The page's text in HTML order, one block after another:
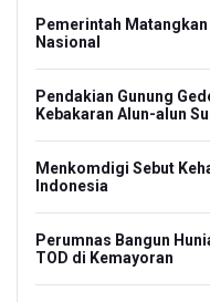
Pemerintah
Nasional
Pendakian Gunung
Kebakaran Alun-alun
Menkomdigi Sebut
Indonesia
Perumnas Bangun
TOD di Kemayoran